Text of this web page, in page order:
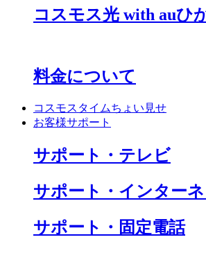
コスモス光 with auひ
料金について
コスモスタイムちょい見せ
お客様サポート
サポート・テレビ
サポート・インターネ
サポート・固定電話